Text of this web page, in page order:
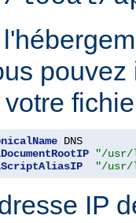
"/usr/
"/usr/
IP